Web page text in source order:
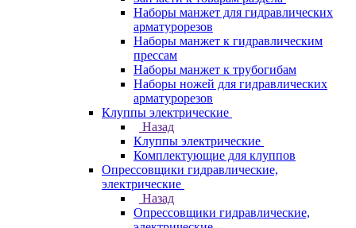
Наборы манжет для гидравлических
арматурорезов
Наборы манжет к гидравлическим
прессам
Наборы манжет к трубогибам
Наборы ножей для гидравлических
арматурорезов
Клуппы электрические
Назад
Клуппы электрические
Комплектующие для клуппов
Опрессовщики гидравлические,
электрические
Назад
Опрессовщики гидравлические,